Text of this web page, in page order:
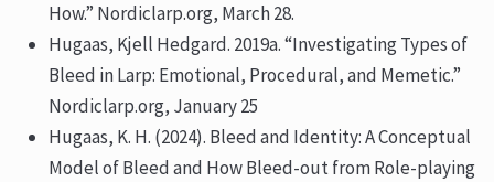
How.” Nordiclarp.org, March 28.
Hugaas, Kjell Hedgard. 2019a. “Investigating Types of
Bleed in Larp: Emotional, Procedural, and Memetic.”
Nordiclarp.org, January 25
Hugaas, K. H. (2024). Bleed and Identity: A Conceptual
Model of Bleed and How Bleed-out from Role-playing